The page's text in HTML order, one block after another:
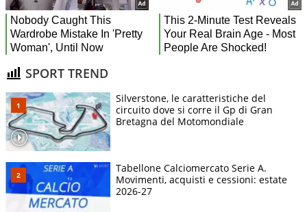
SPORT TREND
Silverstone, le caratteristiche del
circuito dove si corre il Gp di Gran
Bretagna del Motomondiale
Tabellone Calciomercato Serie A.
Movimenti, acquisti e cessioni: estate
2026-27